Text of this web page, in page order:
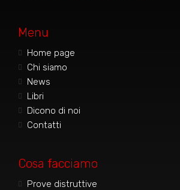
Menu
Home page
Chi siamo
News
Libri
Dicono di noi
Contatti
Cosa facciamo
Prove distruttive